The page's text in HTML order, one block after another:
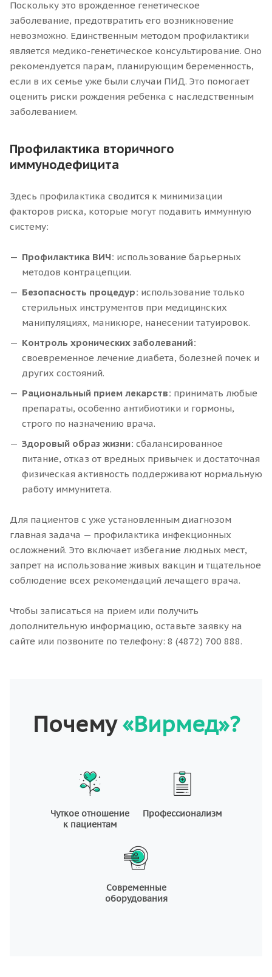
Поскольку это врожденное генетическое
заболевание, предотвратить его возникновение
невозможно. Единственным методом профилактики
является медико-генетическое консультирование. Оно
рекомендуется парам, планирующим беременность,
если в их семье уже были случаи ПИД. Это помогает
оценить риски рождения ребенка с наследственным
заболеванием.
Профилактика вторичного
иммунодефицита
Здесь профилактика сводится к минимизации
факторов риска, которые могут подавить иммунную
систему:
Профилактика ВИЧ: использование барьерных
методов контрацепции.
Безопасность процедур: использование только
стерильных инструментов при медицинских
манипуляциях, маникюре, нанесении татуировок.
Контроль хронических заболеваний:
своевременное лечение диабета, болезней почек и
других состояний.
Рациональный прием лекарств: принимать любые
препараты, особенно антибиотики и гормоны,
строго по назначению врача.
Здоровый образ жизни: сбалансированное
питание, отказ от вредных привычек и достаточная
физическая активность поддерживают нормальную
работу иммунитета.
Для пациентов с уже установленным диагнозом
главная задача — профилактика инфекционных
осложнений. Это включает избегание людных мест,
запрет на использование живых вакцин и тщательное
соблюдение всех рекомендаций лечащего врача.
Чтобы записаться на прием или получить
дополнительную информацию, оставьте заявку на
сайте или позвоните по телефону: 8 (4872) 700 888.
Почему«Вирмед»?
Чуткое отношение
к пациентам
Профессионализм
Современные
оборудования